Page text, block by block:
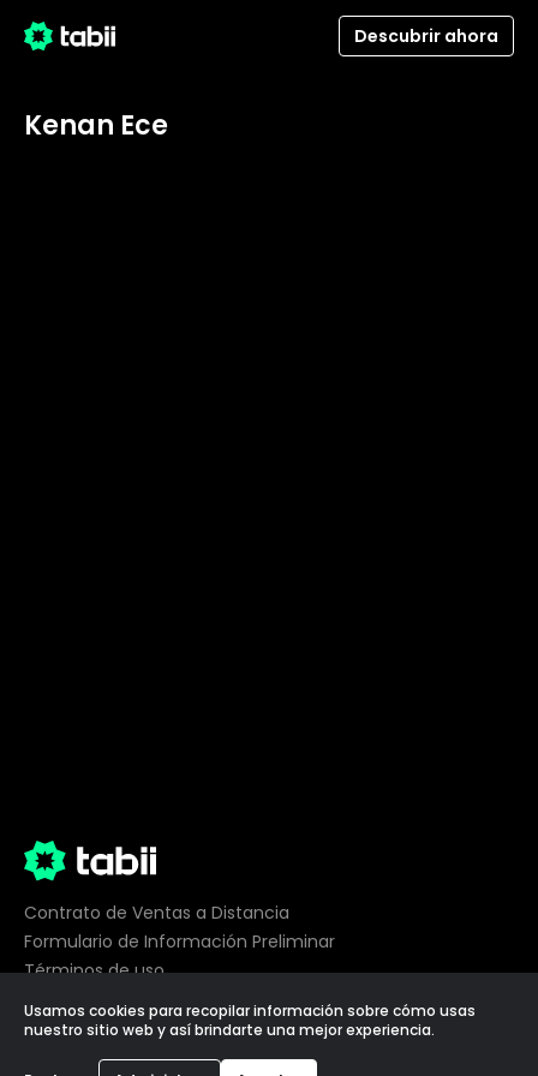
Descubrir ahora
Kenan Ece
Contrato de Ventas a Distancia
Formulario de Información Preliminar
Términos de uso
Privacidad
Preferencias de cookies
Usamos cookies para recopilar información sobre cómo usas
nuestro sitio web y así brindarte una mejor experiencia.